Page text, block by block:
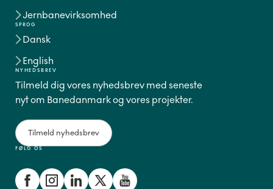
Jernbanevirksomhed
SPROG
Dansk
English
FØLG OS
NYHEDSBREV
Tilmeld dig vores nyhedsbrev med seneste
nyt om Banedanmark og vores projekter.
Tilmeld nyhedsbrev